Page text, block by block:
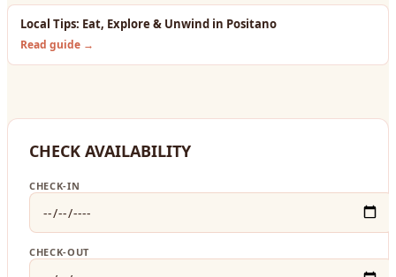
Local Tips: Eat, Explore & Unwind in Positano
Read guide →
CHECK AVAILABILITY
CHECK-IN
CHECK-OUT